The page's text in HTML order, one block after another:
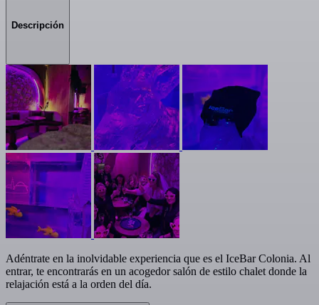
Descripción
Adéntrate en la inolvidable experiencia que es el IceBar Colonia. Al
entrar, te encontrarás en un acogedor salón de estilo chalet donde la
relajación está a la orden del día.